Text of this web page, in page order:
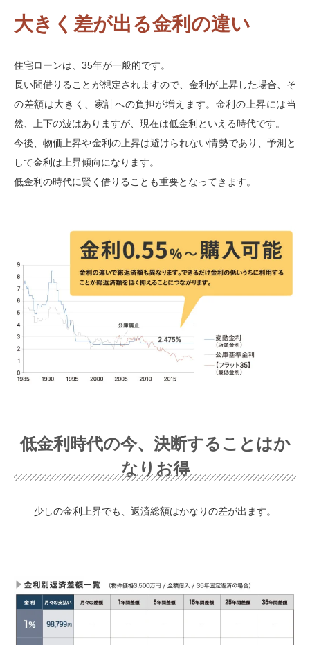
大きく差が出る金利の違い
住宅ローンは、35年が一般的です。
長い間借りることが想定されますので、金利が上昇した場合、そ
の差額は大きく、家計への負担が増えます。金利の上昇には当
然、上下の波はありますが、現在は低金利といえる時代です。
今後、物価上昇や金利の上昇は避けられない情勢であり、予測と
して金利は上昇傾向になります。
低金利の時代に賢く借りることも重要となってきます。
低金利時代の今、決断することはか
なりお得
少しの金利上昇でも、返済総額はかなりの差が出ます。